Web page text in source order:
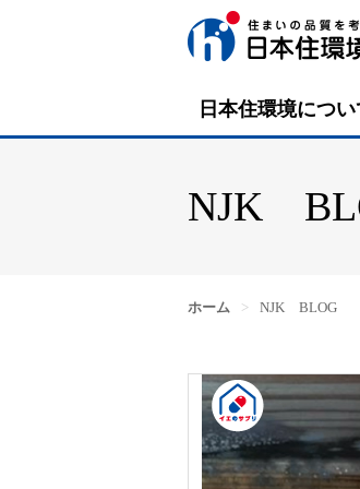
日本住環境につい
NJK
ホーム > NJK BLOG